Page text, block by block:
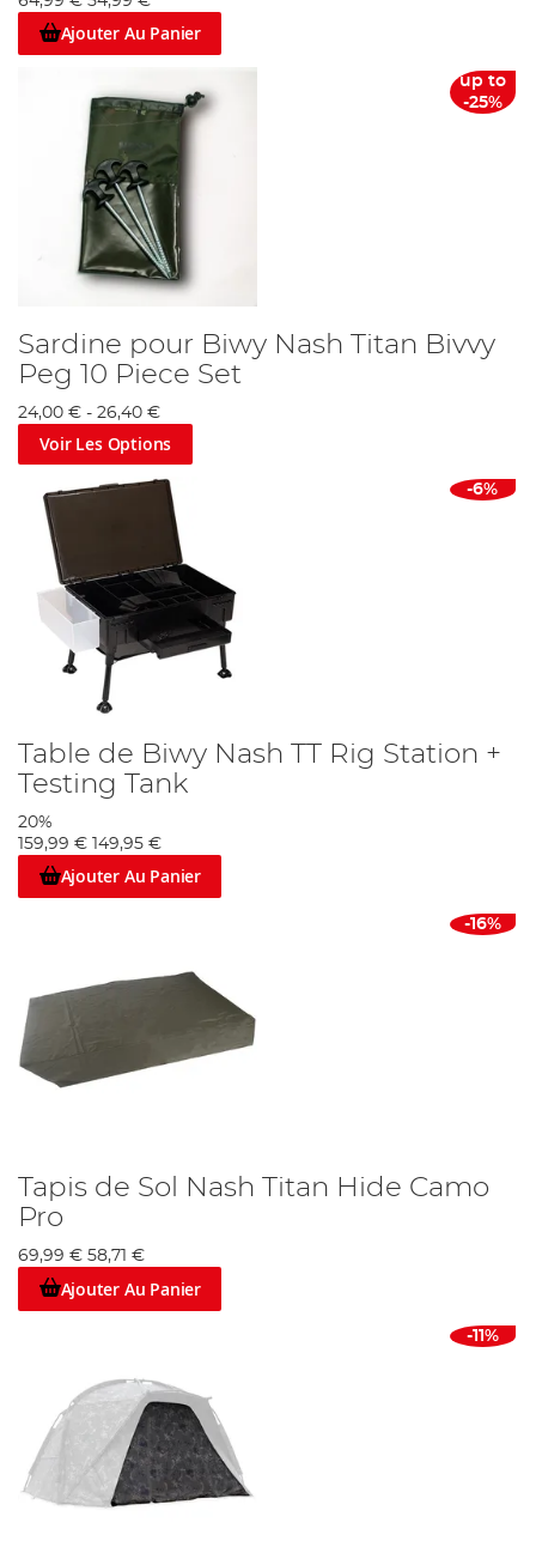
Ajouter Au Panier
up to
-25%
Sardine pour Biwy Nash Titan Bivvy
Peg 10 Piece Set
24,00 € - 26,40 €
Voir Les Options
-6%
Table de Biwy Nash TT Rig Station +
Testing Tank
20%
159,99 € 149,95 €
Ajouter Au Panier
-16%
Tapis de Sol Nash Titan Hide Camo
Pro
69,99 € 58,71 €
Ajouter Au Panier
-11%